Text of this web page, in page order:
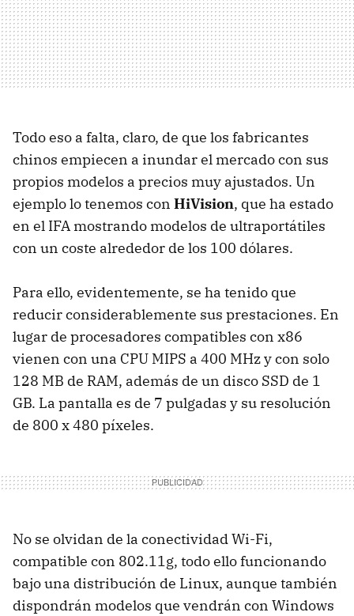
Todo eso a falta, claro, de que los fabricantes
chinos empiecen a inundar el mercado con sus
propios modelos a precios muy ajustados. Un
ejemplo lo tenemos con HiVision, que ha estado
en el IFA mostrando modelos de ultraportátiles
con un coste alrededor de los 100 dólares.
Para ello, evidentemente, se ha tenido que
reducir considerablemente sus prestaciones. En
lugar de procesadores compatibles con x86
vienen con una CPU MIPS a 400 MHz y con solo
128 MB de RAM, además de un disco SSD de 1
GB. La pantalla es de 7 pulgadas y su resolución
de 800 x 480 píxeles.
No se olvidan de la conectividad Wi-Fi,
compatible con 802.11g, todo ello funcionando
bajo una distribución de Linux, aunque también
dispondrán modelos que vendrán con Windows